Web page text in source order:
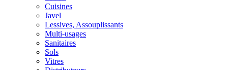
Cuisines
Javel
Lessives, Assouplissants
Multi-usages
Sanitaires
Sols
Vitres